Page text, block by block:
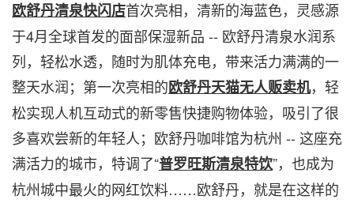
欧舒丹清泉快闪店首次亮相，清新的海蓝色，灵感源
于4月全球首发的面部保湿新品 -- 欧舒丹清泉水润系
列，轻松水透，随时为肌体充电，带来活力满满的一
整天水润；第一次亮相的欧舒丹天猫无人贩卖机，轻
松实现人机互动式的新零售快捷购物体验，吸引了很
多喜欢尝新的年轻人；欧舒丹咖啡馆为杭州 -- 这座充
满活力的城市，特调了“普罗旺斯清泉特饮”，也成为
杭州城中最火的网红饮料……欧舒丹，就是在这样的